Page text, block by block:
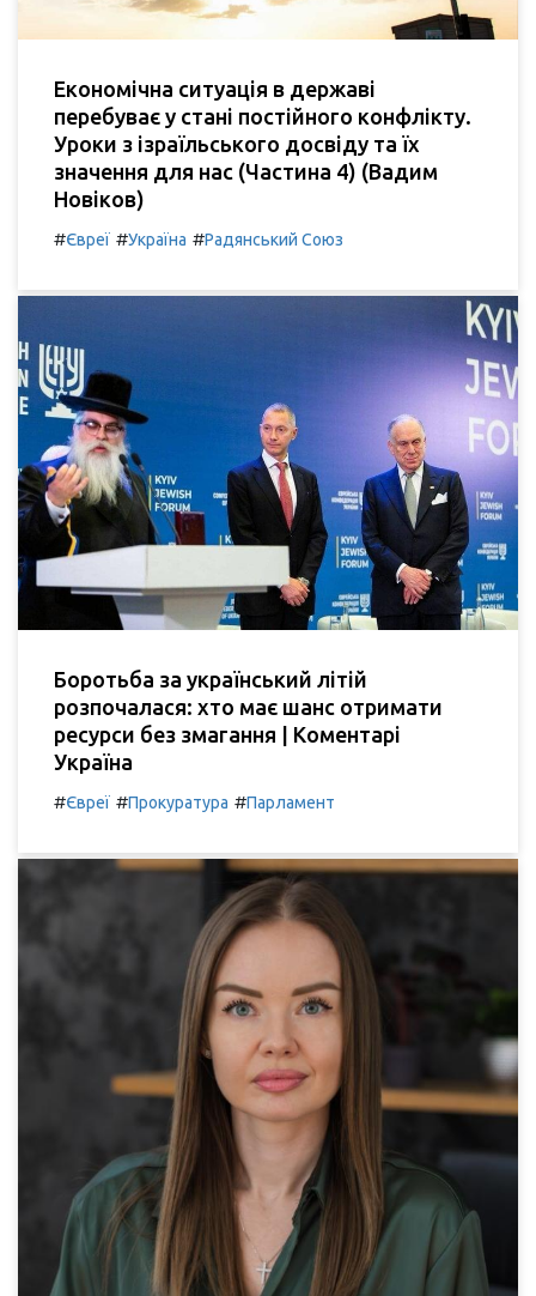
Економічна ситуація в державі
перебуває у стані постійного конфлікту.
Уроки з ізраїльського досвіду та їх
значення для нас (Частина 4) (Вадим
Новіков)
#Євреї #Україна #Радянський Союз
Боротьба за український літій
розпочалася: хто має шанс отримати
ресурси без змагання | Коментарі
Україна
#Євреї #Прокуратура #Парламент